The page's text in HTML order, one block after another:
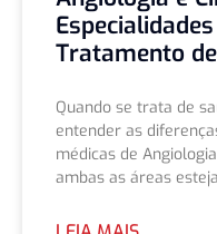
Tratamento
Quando se trata de
entender as
médicas de
ambas as áreas